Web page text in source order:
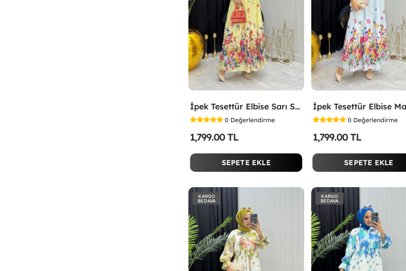
İpek Tesettür Elbise Sarı Sarı
0 Değerlendirme
1,799.00 TL
SEPETE EKLE
0 Değerlendirme
1,799.00 TL
SEPETE EKLE
KARGO
BEDAVA
KARGO
BEDAVA